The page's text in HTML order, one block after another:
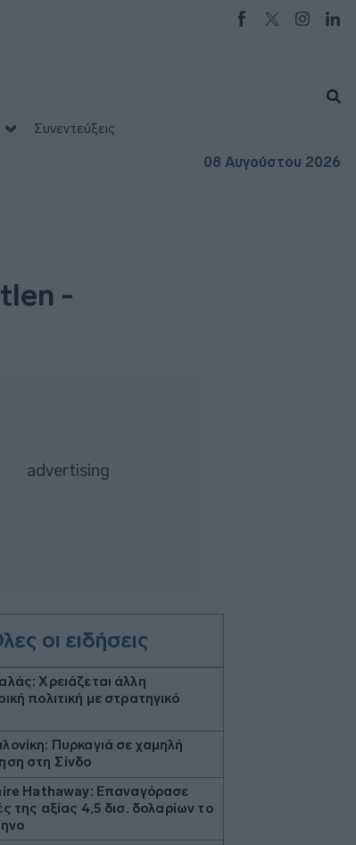
Συνεντεύξεις
08 Αυγούστου 2026
-
οι ειδήσεις
Xρειάζεται άλλη
πολιτική με στρατηγικό
Πυρκαγιά σε χαμηλή
στη Σίνδο
Hathaway: Επαναγόρασε
της αξίας 4,5 δισ. δολαρίων το